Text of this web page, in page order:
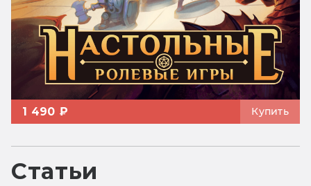
1 490 ₽ Купить
Статьи